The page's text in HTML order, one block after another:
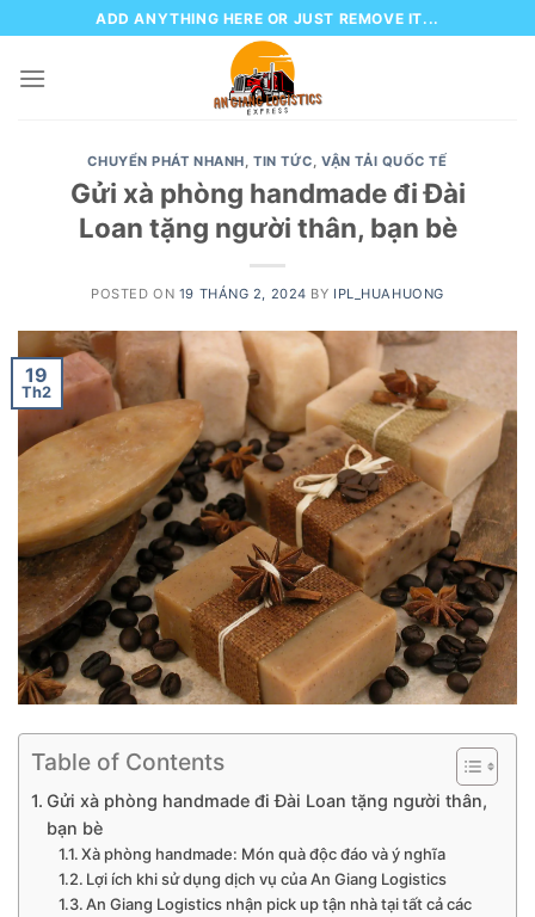
to
content
ADD ANYTHING HERE OR JUST REMOVE IT...
CHUYỂN PHÁT NHANH,TIN TỨC,VẬN TẢI QUỐC TẾ
Gửi xà phòng handmade đi Đài
Loan tặng người thân, bạn bè
POSTED ON 19 THÁNG 2, 2024 BY IPL_HUAHUONG
19
Th2
Table of Contents
Gửi xà phòng handmade đi Đài Loan tặng người thân,
bạn bè
Xà phòng handmade: Món quà độc đáo và ý nghĩa
Lợi ích khi sử dụng dịch vụ của An Giang Logistics
An Giang Logistics nhận pick up tận nhà tại tất cả các